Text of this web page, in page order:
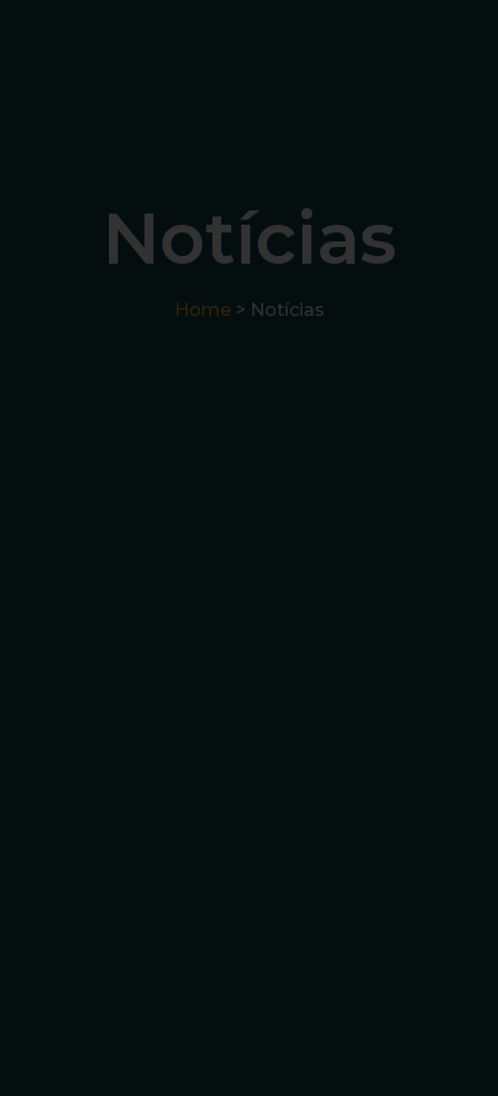
Notícias
Home > Notícias